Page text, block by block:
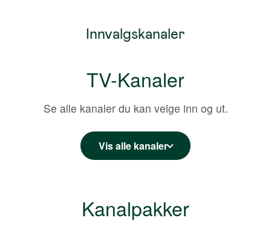
Innvalgskanaler
TV-Kanaler
Se alle kanaler du kan velge inn og ut.
Vis alle kanaler
Kanalpakker